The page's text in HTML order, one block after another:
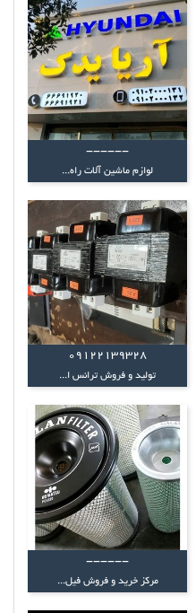
------
لوازم ماشین آلات راه...
09122139328
تولید و فروش ترانس ا...
------
مرکز خرید و فروش فیل...